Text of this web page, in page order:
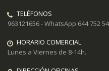
TELÉFONOS
963121656 - WhatsApp 644 752
HORARIO COMERCIAL
Lunes a Viernes de 8-14h.